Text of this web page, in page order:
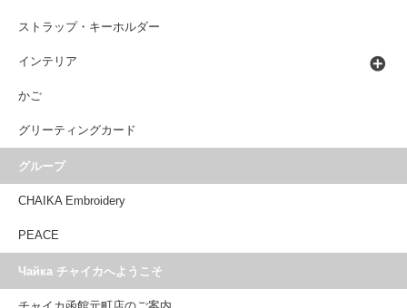
ストラップ・キーホルダー
インテリア
かご
グリーティングカード
グループ
CHAIKA Embroidery
PEACE
Чайка チャイカへようこそ